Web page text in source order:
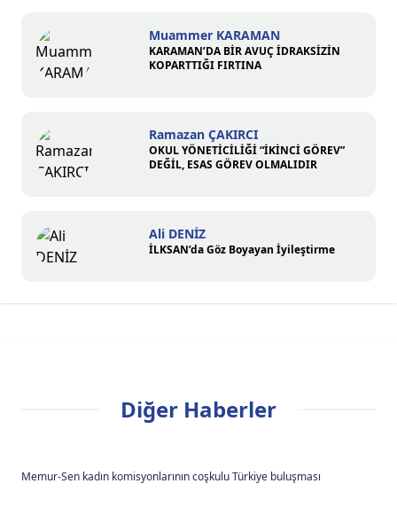
Muammer KARAMAN
KARAMAN’DA BİR AVUÇ İDRAKSİZİN
KOPARTTIĞI FIRTINA
Ramazan ÇAKIRCI
OKUL YÖNETİCİLİĞİ “İKİNCİ GÖREV”
DEĞİL, ESAS GÖREV OLMALIDIR
Ali DENİZ
İLKSAN’da Göz Boyayan İyileştirme
Diğer Haberler
Memur-Sen kadın komisyonlarının coşkulu Türkiye buluşması